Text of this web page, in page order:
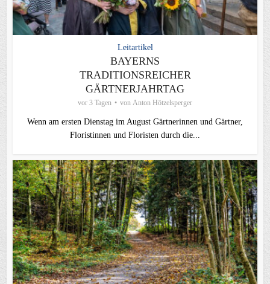
Leitartikel
BAYERNS
TRADITIONSREICHER
GÄRTNERJAHRTAG
vor 3 Tagen von Anton Hötzelsperger
Wenn am ersten Dienstag im August Gärtnerinnen und Gärtner,
Floristinnen und Floristen durch die...